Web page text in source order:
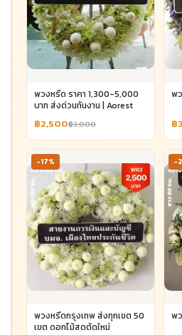
พวงหรีด ราคา 1,300-5,000
บาท ส่งด่วนทันงาน | Aorest
฿2,500฿3,000
พ
฿
-17%
พวงหรีดกรุงเทพ ส่งทุกเขต 50
เขต ดอกไม้สดตัดใหม่
-
พ